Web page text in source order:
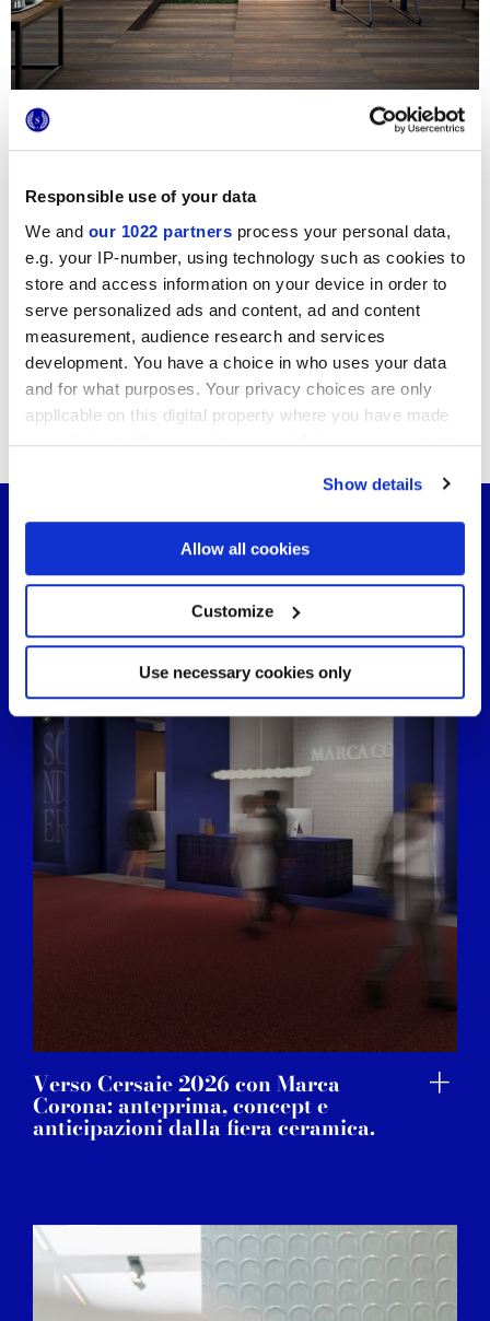
Responsible use of your data
We and our 1022 partners process your personal data,
e.g. your IP-number, using technology such as cookies to
store and access information on your device in order to
serve personalized ads and content, ad and content
measurement, audience research and services
development. You have a choice in who uses your data
and for what purposes. Your privacy choices are only
applicable on this digital property where you have made
your choices. You can change or withdraw your consent
If you allow, we would also like to:
Collect information about your geographical
location which can be accurate to within several
Identify your device by actively scanning it for
specific characteristics (fingerprinting)
Find out more about how your personal data is processed
and set your preferences in thedetails section.
We use cookies to personalise content and ads, to
provide social media features and to analyse our traffic.
We also share information about your use of our site with
our social media, advertising and analytics partners who
may combine it with other information that you’ve
provided to them or that they’ve collected from your use
Show details
Allow all cookies
Customize
Use necessary cookies only
Condividiquesto articolo
Iscrivitialla Newsletter
Vuoi rimanere sempre aggiornato
sulle novità Marca Corona?
iscriviti alla nostra Newsletter
Potrebbe interessarti anche...
Verso Cersaie 2026 con Marca
Corona: anteprima, concept e
anticipazioni dalla fiera ceramica.